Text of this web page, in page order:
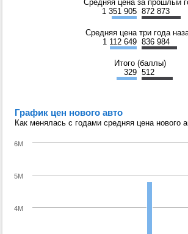
Средняя цена за прошлый
1 351 905 872 873
Средняя цена три года
1 112 649 836 984
Итого (баллы)
329 512
График цен нового авто
Как менялась с годами средняя цена нового
4M
5M
6M